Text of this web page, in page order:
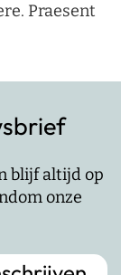
Praesent
blijf altijd op
onze